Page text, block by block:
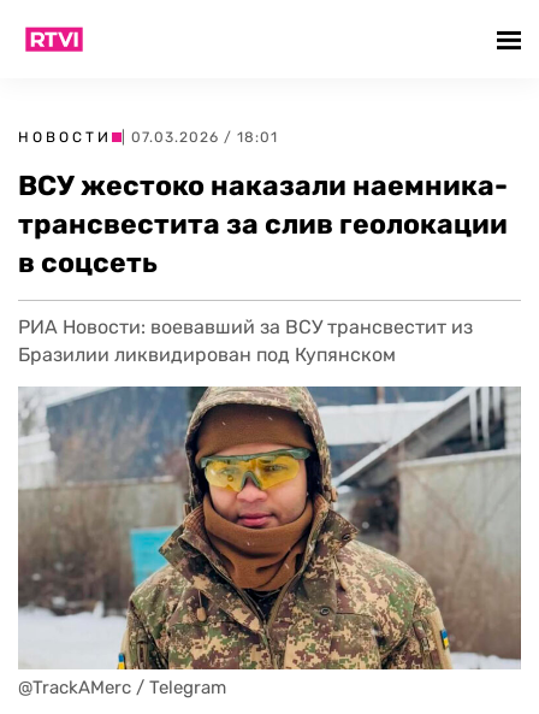
НОВОСТИ | 07.03.2026 / 18:01
ВСУ жестоко наказали наемника-
трансвестита за слив геолокации
в соцсеть
РИА Новости: воевавший за ВСУ трансвестит из
Бразилии ликвидирован под Купянском
@TrackAMerc / Telegram